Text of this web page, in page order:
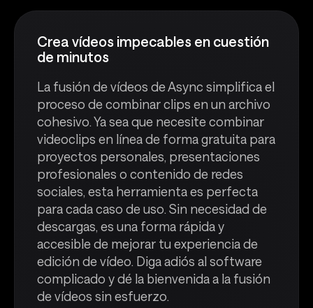
Crea vídeos impecables en cuestión
de minutos
La fusión de vídeos de Async simplifica el
proceso de combinar clips en un archivo
cohesivo. Ya sea que necesite combinar
videoclips en línea de forma gratuita para
proyectos personales, presentaciones
profesionales o contenido de redes
sociales, esta herramienta es perfecta
para cada caso de uso. Sin necesidad de
descargas, es una forma rápida y
accesible de mejorar tu experiencia de
edición de vídeo. Diga adiós al software
complicado y dé la bienvenida a la fusión
de vídeos sin esfuerzo.